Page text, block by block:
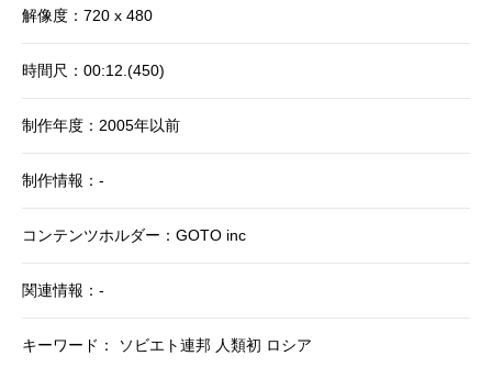
解像度：720 x 480
時間尺：00:12.(450)
制作年度：2005年以前
制作情報：-
コンテンツホルダー：GOTO inc
関連情報：-
キーワード： ソビエト連邦 人類初 ロシア